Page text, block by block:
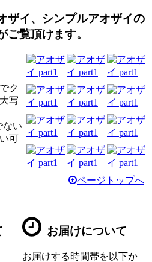
ザイ、シンプルアオザイの
ご覧頂けます。
ク
写
ない
可
ページトップへ
お届けについて
お届けする時間帯を以下か